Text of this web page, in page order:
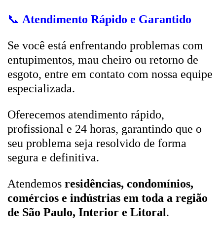
📞 Atendimento Rápido e Garantido
Se você está enfrentando problemas com
entupimentos, mau cheiro ou retorno de
esgoto, entre em contato com nossa equipe
especializada.
Oferecemos atendimento rápido,
profissional e 24 horas, garantindo que o
seu problema seja resolvido de forma
segura e definitiva.
Atendemos residências, condomínios,
comércios e indústrias em toda a região
de São Paulo, Interior e Litoral.